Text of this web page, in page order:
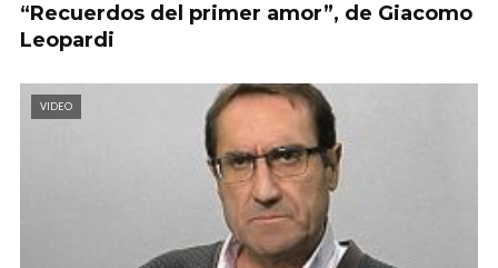
“Recuerdos del primer amor”, de Giacomo
Leopardi
VIDEO